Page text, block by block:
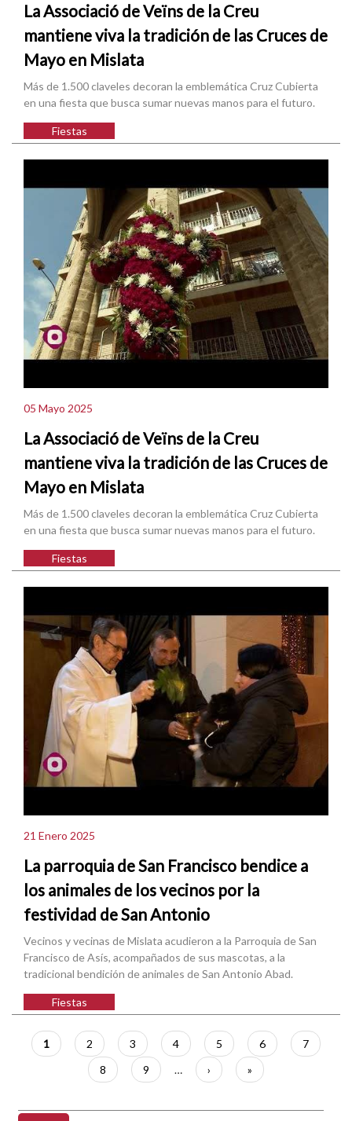
La Associació de Veïns de la Creu
mantiene viva la tradición de las Cruces de
Mayo en Mislata
Más de 1.500 claveles decoran la emblemática Cruz Cubierta
en una fiesta que busca sumar nuevas manos para el futuro.
Fiestas
05 Mayo 2025
La Associació de Veïns de la Creu
mantiene viva la tradición de las Cruces de
Mayo en Mislata
Más de 1.500 claveles decoran la emblemática Cruz Cubierta
en una fiesta que busca sumar nuevas manos para el futuro.
Fiestas
21 Enero 2025
La parroquia de San Francisco bendice a
los animales de los vecinos por la
festividad de San Antonio
Vecinos y vecinas de Mislata acudieron a la Parroquia de San
Francisco de Asís, acompañados de sus mascotas, a la
tradicional bendición de animales de San Antonio Abad.
Fiestas
Paginación
Página
actual
1 Página
2 Página
3 Página
4 Página
5 Página
6 Página
7
Página
8 Página
9 …
Siguiente
página
›
Última
página
»